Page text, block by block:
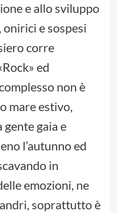
e allo sviluppo
e sospesi
corre
ed
non è
mare estivo,
gaia e
l’autunno ed
in
emozioni, ne
soprattutto è